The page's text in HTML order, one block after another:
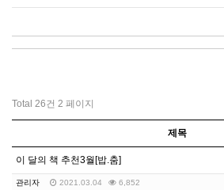
Total 26건 2 페이지
제목
이 달의 책 추천3월[밥.춤]
관리자 2021.03.04 6,852